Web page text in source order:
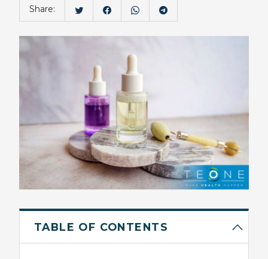
Share:
TABLE OF CONTENTS